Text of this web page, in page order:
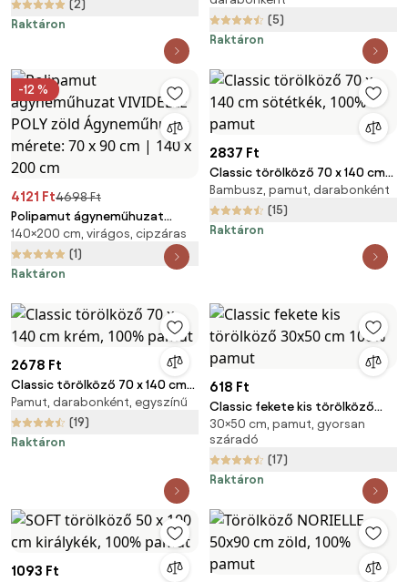
(2)
Raktáron
(5)
Raktáron
-12 %
4121 Ft4698 Ft
Polipamut ágyneműhuzat
VIVIDELLE POLY zöld
Ágyneműhuzat mérete: 70 x 90
cm | 140 x 200 cm
140×200 cm, virágos, cipzáras
(1)
Raktáron
2837 Ft
Classic törölköző 70 x 140 cm
sötétkék, 100% pamut
Bambusz, pamut, darabonként
(15)
Raktáron
2678 Ft
Classic törölköző 70 x 140 cm
krém, 100% pamut
Pamut, darabonként, egyszínű
(19)
Raktáron
618 Ft
Classic fekete kis törölköző
30x50 cm 100% pamut
30×50 cm, pamut, gyorsan
száradó
(17)
Raktáron
1093 Ft